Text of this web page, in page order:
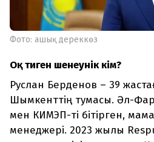
Фото: ашық дереккөз
Оқ тиген шенеунік кім?
Руслан Берденов – 39
Шымкенттің тумасы. Әл-
мен КИМЭП-ті бітірген,
менеджері. 2023 жылы